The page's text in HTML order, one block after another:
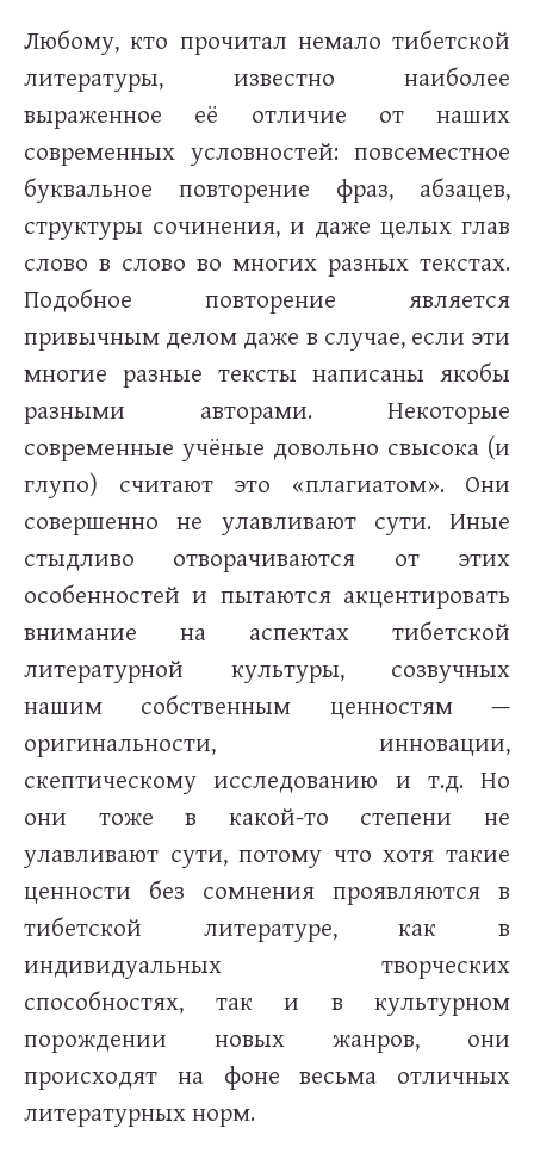
Любому, кто прочитал немало тибетской
литературы, известно наиболее
выраженное её отличие от наших
современных условностей: повсеместное
буквальное повторение фраз, абзацев,
структуры сочинения, и даже целых глав
слово в слово во многих разных текстах.
Подобное повторение является
привычным делом даже в случае, если эти
многие разные тексты написаны якобы
разными авторами. Некоторые
современные учёные довольно свысока (и
глупо) считают это «плагиатом». Они
совершенно не улавливают сути. Иные
стыдливо отворачиваются от этих
особенностей и пытаются акцентировать
внимание на аспектах тибетской
литературной культуры, созвучных
нашим собственным ценностям —
оригинальности, инновации,
скептическому исследованию и т.д. Но
они тоже в какой-то степени не
улавливают сути, потому что хотя такие
ценности без сомнения проявляются в
тибетской литературе, как в
индивидуальных творческих
способностях, так и в культурном
порождении новых жанров, они
происходят на фоне весьма отличных
литературных норм.